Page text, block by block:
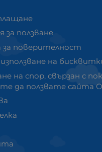
за ползване
поверителност
на
на спор, свързан с
да ползвате сайта